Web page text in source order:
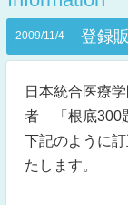
2009/11/4 登録
日本統合医療
者 「根底300
下記のように
たします。